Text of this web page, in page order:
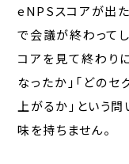
eNPSスコアが出た
で会議が終わって
コアを見て終わり
なったか」「どの
上がるか」という
味を持ちません。